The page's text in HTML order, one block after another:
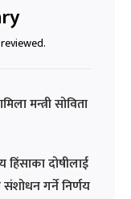
मन्त्री सोविता
दोषीलाई
गर्ने निर्णय